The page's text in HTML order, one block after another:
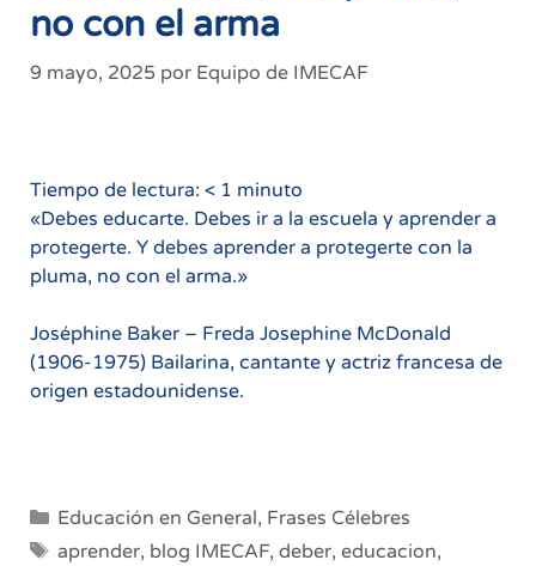
no con el arma
9 mayo, 2025 por Equipo de IMECAF
Tiempo de lectura: < 1 minuto
«Debes educarte. Debes ir a la escuela y aprender a
protegerte. Y debes aprender a protegerte con la
pluma, no con el arma.»
Joséphine Baker – Freda Josephine McDonald
(1906-1975) Bailarina, cantante y actriz francesa de
origen estadounidense.
Categorías
Educación en General, Frases Célebres
Etiquetas
aprender, blog IMECAF, deber, educacion,